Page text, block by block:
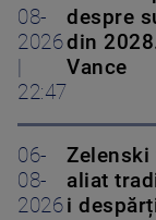
08-
2026
22:47
despre
din
Vance
06-
08-
2026
Zelenski
aliat
i